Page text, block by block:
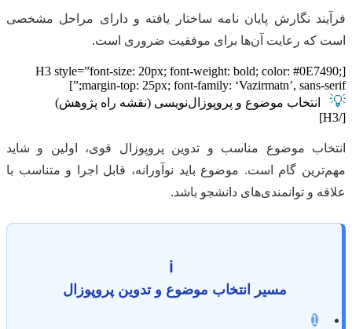
فرآیند نگارش پایان نامه ساختار یافته و دارای مراحل مشخصی
است که رعایت آن‌ها برای موفقیت ضروری است.
[H3 style=”font-size: 20px; font-weight: bold; color: #0E7490;
margin-top: 25px; font-family: ‘Vazirmatn’, sans-serif;”]
💡
انتخاب موضوع و پروپوزال‌نویسی (نقشه راه پژوهش)
[/H3]
انتخاب موضوع مناسب و تدوین پروپوزال قوی، اولین و شاید
مهم‌ترین گام است. موضوع باید نوآورانه، قابل اجرا و متناسب با
علاقه و توانمندی‌های دانشجو باشد.
ℹ️
مسیر انتخاب موضوع و تدوین پروپوزال
1